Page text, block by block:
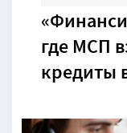
где МСП
кредиты